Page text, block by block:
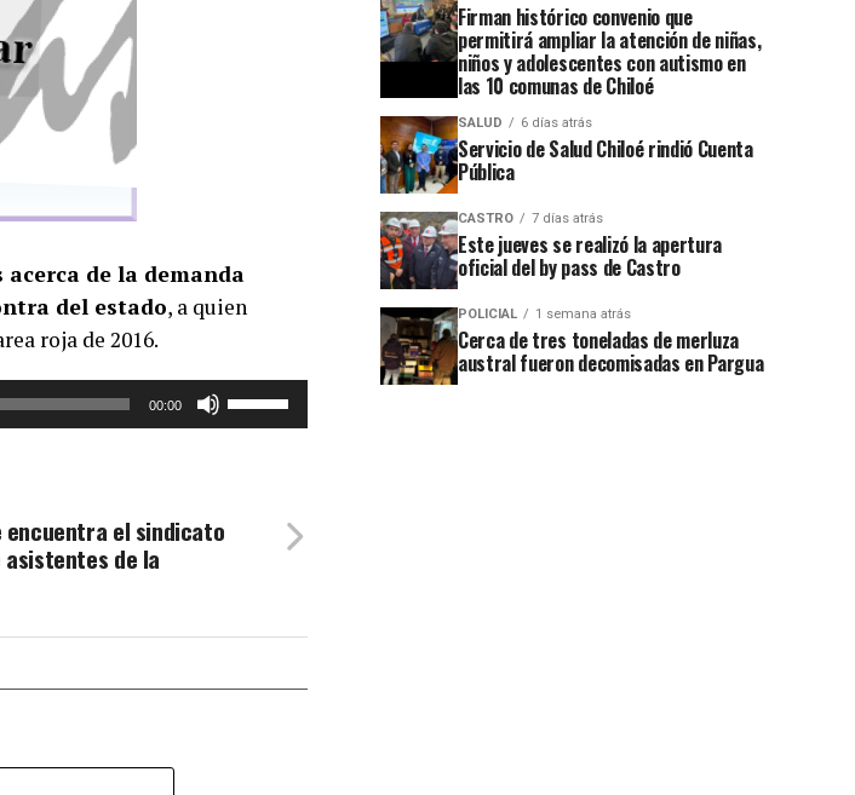
acerca de la demanda
del estado, a quien
roja de 2016.
00:00
arriba/abajo
encuentra el sindicato
asistentes de la
Firman histórico convenio que
permitirá ampliar la atención de niñas,
niños y adolescentes con autismo en
las 10 comunas de Chiloé
SALUD 6 días atrás
Servicio de Salud Chiloé rindió Cuenta
Pública
CASTRO 7 días atrás
Este jueves se realizó la apertura
oficial del by pass de Castro
POLICIAL 1 semana atrás
Cerca de tres toneladas de merluza
austral fueron decomisadas en Pargua